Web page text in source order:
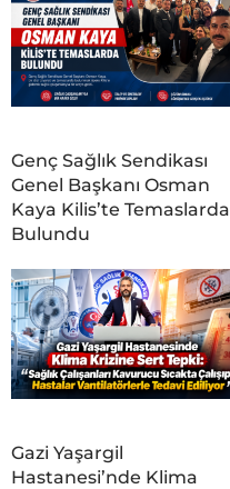
Genç Sağlık Sendikası
Genel Başkanı Osman
Kaya Kilis’te Temaslarda
Bulundu
Gazi Yaşargil
Hastanesi’nde Klima